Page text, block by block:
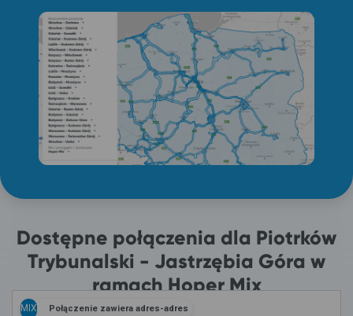
Dostępne połączenia dla Piotrków
Trybunalski - Jastrzębia Góra w
ramach Hoper Mix
MIX Połączenie zawiera adres-adres